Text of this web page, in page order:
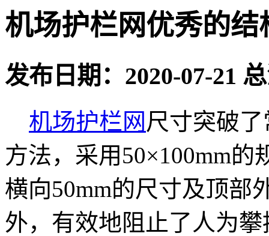
机场护栏网优秀的
发布日期：2020-07-21
机场护栏网 尺寸突破
方法，采用50×100mm
横向50mm的尺寸及顶部
外，有效地阻止了人为